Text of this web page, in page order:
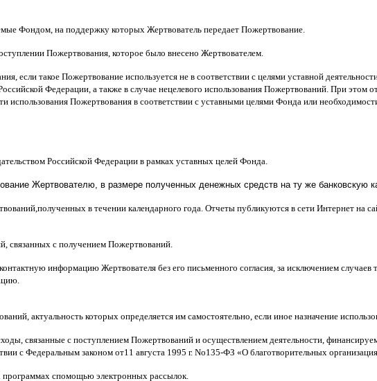
Фондом, на поддержку которых Жертвователь передает Пожертвование.
Пожертвования, которое было внесено Жертвователем.
, если такое Пожертвование используется не в соответствии с целями уставной
Федерации, а также в случае нецелевого использования Пожертвований. При этом
Пожертвования в соответствии с уставными целями Фонда или
Российской Федерации в рамках уставных целей Фонда.
Жертвователю, в размере полученных денежных средств на ту же банковскую
,полученных в течении календарного года. Отчеты публикуются в сети Интернет на
, связанных с получением Пожертвований.
информацию Жертвователя без его письменного согласия, за исключением
.
, актуальность которых определяется им самостоятельно, если иное назначение
, связанные с поступлением Пожертвований и осуществлением деятельности,
с Федеральным законом от11 августа 1995 г. No135-ФЗ «О благотворительных
программах cпомощью электронных рассылок.